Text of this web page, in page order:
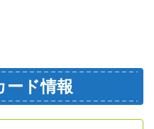
ード情報